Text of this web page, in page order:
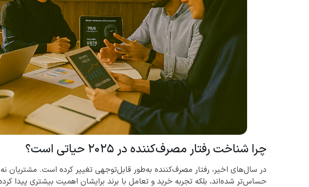
چرا شناخت رفتار مصرف‌کننده در ۲۰۲۵ حیاتی است؟
در سال‌های اخیر، رفتار مصرف‌کننده به‌طور قابل‌توجهی تغییر کرده است. مشتریان
حساس‌تر شده‌اند، بلکه تجربه خرید و تعامل با برند برایشان اهمیت بیشتری پیدا